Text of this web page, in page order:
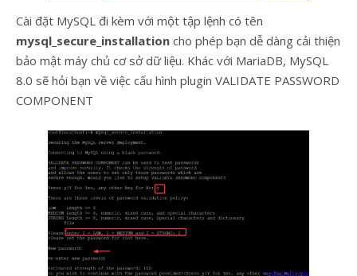
Cài đặt MySQL đi kèm với một tập lệnh có tên
mysql_secure_installation cho phép bạn dễ dàng cải thiện
bảo mật máy chủ cơ sở dữ liệu. Khác với MariaDB, MySQL
8.0 sẽ hỏi bạn về việc cấu hình plugin VALIDATE PASSWORD
COMPONENT